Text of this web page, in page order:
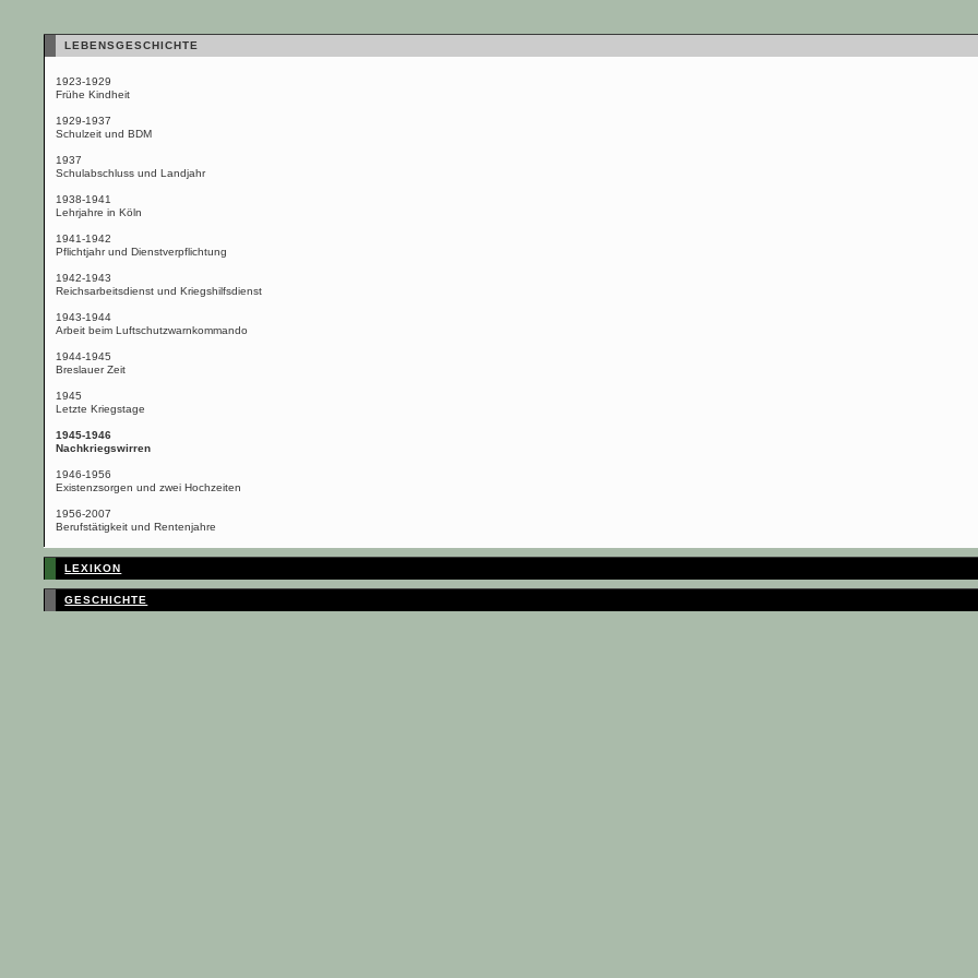
LEBENSGESCHICHTE
1923-1929
Frühe Kindheit
1929-1937
Schulzeit und BDM
1937
Schulabschluss und Landjahr
1938-1941
Lehrjahre in Köln
1941-1942
Pflichtjahr und Dienstverpflichtung
1942-1943
Reichsarbeitsdienst und Kriegshilfsdienst
1943-1944
Arbeit beim Luftschutzwarnkommando
1944-1945
Breslauer Zeit
1945
Letzte Kriegstage
1945-1946
Nachkriegswirren
1946-1956
Existenzsorgen und zwei Hochzeiten
1956-2007
Berufstätigkeit und Rentenjahre
LEXIKON
GESCHICHTE